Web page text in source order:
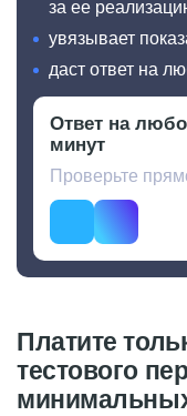
за ее
увязывает
даст ответ на
Ответ на
минут
Проверьте
Платите
тестового